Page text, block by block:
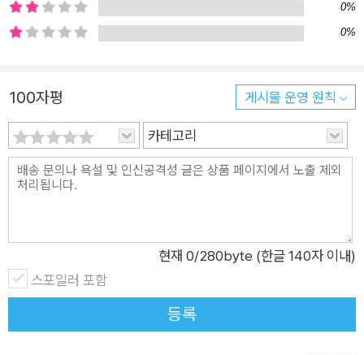
다르지만, 인간에게 버려졌다는 아픔을 공유하는 둘은 얼마 지나
지 않아 '달빛'이라는 단어처럼 썩 잘 어울리는 친구가 된다. 처음
운 달에게, 빛은 많은 것을 알려 준다. 단순한 생존 기술에서부터
처음으로 사냥에 성공했을 때의 즐거움, 이제껏 먹어 보지 못했던
음식의 맛, 처음 만난 동물의 이름과 자유에 따르는 책임, 마지막
으로는 죽음까지. 빛이 곁에 있어 준 덕분에 달은 안온한 울타리
를 벗어나 맞닥뜨린 차갑고 거친 세상에 조금씩 적응해 나간다.
적잖이 충격을 받은 것이다. 그러나 삶을 이어 가려면 원하지 않
더라도 다른 생명을 빼앗아야 한다는 사실을 곧 깨닫는다. 이는
반대로 말하면 자신 역시 언제나 같은 위험에 처해 있다는 뜻이기
도 하다. 달의 친구이자 스승인 빛은 삶과 죽음이 동전의 양면처
0%
0%
100자평 게시물 운영 원칙
카테고리
현재 0/280byte (한글 140자 이내)
스포일러 포함
등록